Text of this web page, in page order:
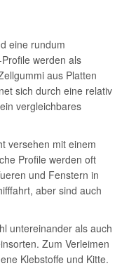
eine rundum
werden als
aus Platten
sich durch eine relativ
vergleichbares
versehen mit einem
Profile werden oft
und Fenstern in
aber sind auch
untereinander als auch
Zum Verleimen
Klebstoffe und Kitte.